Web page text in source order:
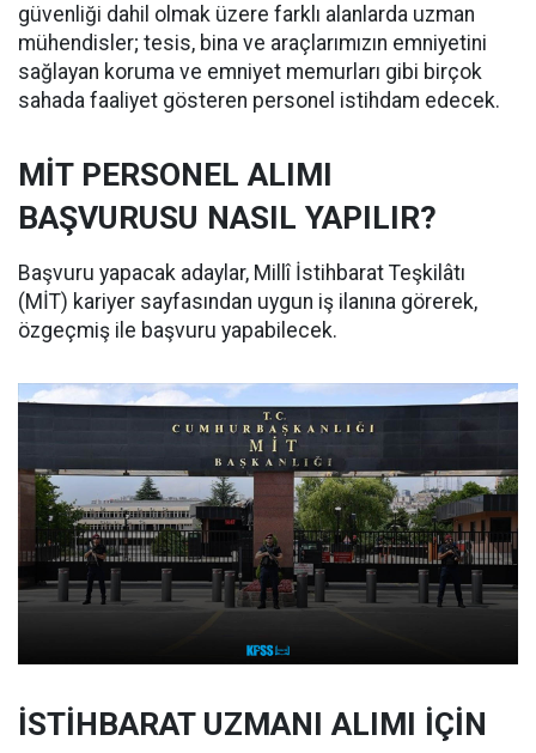
güvenliği dahil olmak üzere farklı alanlarda uzman
mühendisler; tesis, bina ve araçlarımızın emniyetini
sağlayan koruma ve emniyet memurları gibi birçok
sahada faaliyet gösteren personel istihdam edecek.
MİT PERSONEL ALIMI
BAŞVURUSU NASIL YAPILIR?
Başvuru yapacak adaylar, Millî İstihbarat Teşkilâtı
(MİT) kariyer sayfasından uygun iş ilanına görerek,
özgeçmiş ile başvuru yapabilecek.
İSTİHBARAT UZMANI ALIMI İÇİN